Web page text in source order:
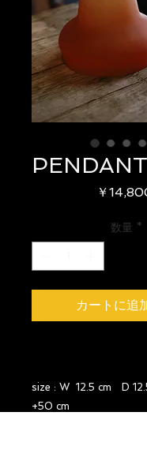
￥
数量 *
カートに追
size : W 12.5 cm D
+50 cm